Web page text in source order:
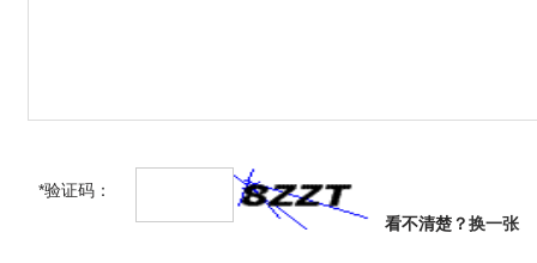
*验证码：
看不清楚？换一张